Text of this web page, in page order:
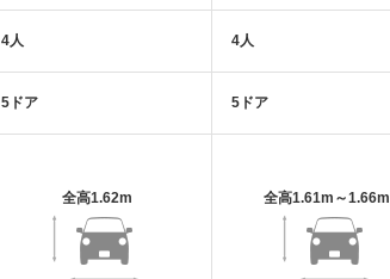
4人
5ドア
全高1.62m
4人
5ドア
全高1.61m～1.66m